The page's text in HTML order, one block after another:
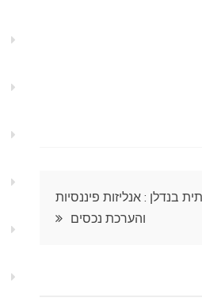
בנדלן : אנליזות פיננסיות
והערכת נכסים